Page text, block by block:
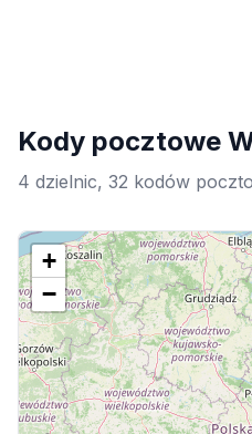
Kody pocztowe
4 dzielnic, 32 kodów
+
−